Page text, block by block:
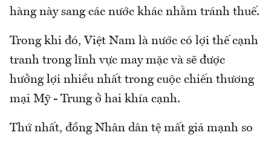
hàng này sang các nước khác nhằm tránh thuế.
Trong khi đó, Việt Nam là nước có lợi thế cạnh
tranh trong lĩnh vực may mặc và sẽ được
hưởng lợi nhiều nhất trong cuộc chiến thương
mại Mỹ - Trung ở hai khía cạnh.
Thứ nhất, đồng Nhân dân tệ mất giá mạnh so